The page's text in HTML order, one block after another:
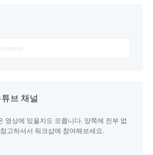
브 채널
영상에 있을지도 모릅니다. 양쪽에 전부 없
고하셔서 워크샵에 참여해보세요.